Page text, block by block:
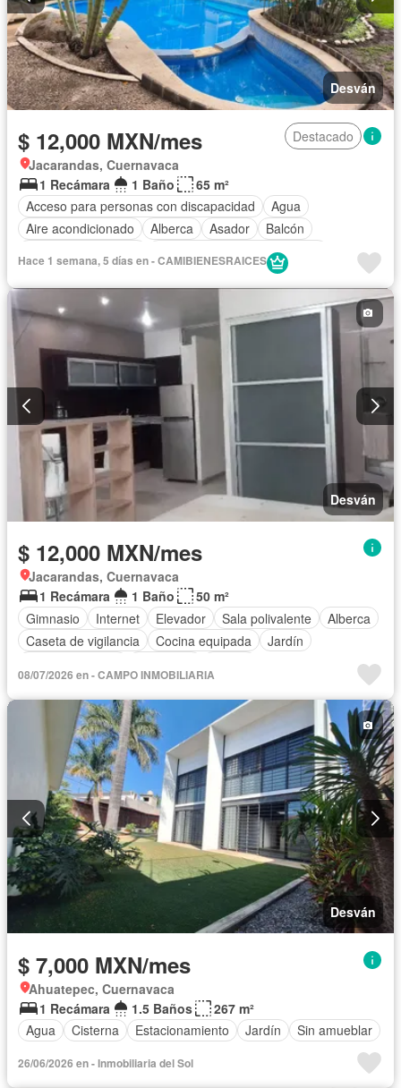
Desván
$ 12,000 MXN/mes
Destacado
Jacarandas, Cuernavaca
1 Recámara
1 Baño
65 m²
Acceso para personas con discapacidad
Agua
Aire acondicionado
Alberca Asador
Balcón
Circuito cerrado de televisión
Cuarto de Limpieza
Estacionamiento
Gas natural Gimnasio
Internet
Recámara con closet
Sala polivalente
Seguridad
Televisión por cable
Terraza
Vista panorámica
Wifi
Zonas verdes
Completamente amueblado
Hace 1 semana, 5 días en - CAMIBIENESRAICES
Desván
$ 12,000 MXN/mes
Jacarandas, Cuernavaca
1 Recámara
1 Baño
50 m²
Gimnasio
Internet Elevador Sala polivalente
Alberca
Caseta de vigilancia
Cocina equipada
Jardín
Televisión por cable
Asador
Recámara con closet
Acceso para personas con discapacidad
Electricidad
Circuito cerrado de televisión
Sin amueblar
08/07/2026 en - CAMPO INMOBILIARIA
Desván
$ 7,000 MXN/mes
Ahuatepec, Cuernavaca
1 Recámara
1.5 Baños
267 m²
Agua
Cisterna Estacionamiento Jardín Sin amueblar
26/06/2026 en - Inmobiliaria del Sol